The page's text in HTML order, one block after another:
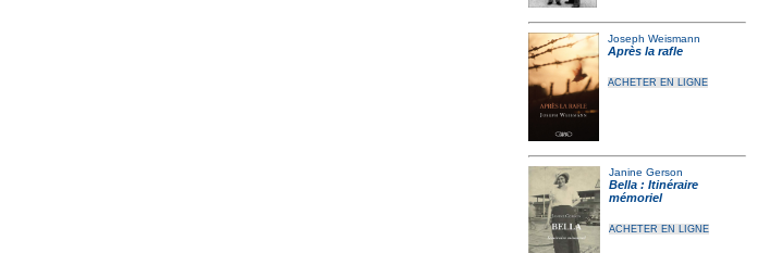
Joseph Weismann
Après la rafle
ACHETER EN LIGNE
Janine Gerson
Bella : Itinéraire
mémoriel
ACHETER EN LIGNE